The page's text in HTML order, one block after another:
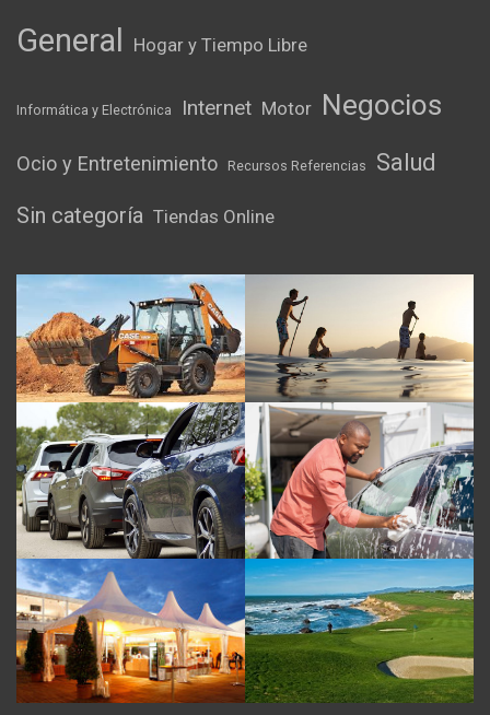
General Hogar y Tiempo Libre
Informática y Electrónica Internet Motor Negocios
Ocio y Entretenimiento Recursos Referencias Salud
Sin categoría Tiendas Online